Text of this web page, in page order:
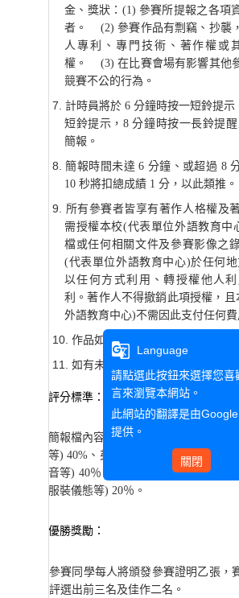
金、獎狀：(1) 參賽所提報之各項
者。 (2) 參賽作品有剽竊、抄襲
人專利、專門技術、著作權或
權。 (3) 在比賽會場有影響其他
競賽不公的行為。
計時員將於 6 分鐘時按一短鈴提示
短鈴提示，8 分鐘時按一長鈴提
簡報。
簡報時間未達 6 分鐘、或超過 8
10 秒將扣總成績 1 分，以此類推。
所有參賽者皆享有著作人格權及
需授權本校(代表單位外語教育中
檔或任何相關文件及參賽影像之
(代表單位外語教育中心)於任何
以任何方式利用、轉授權他人
利。著作人不得撤銷此項授權，且
外語教育中心)不需因此支付任何費
作品如未達水準，得由評審委員
如有未盡事宜，依主辦單位裁決。
評分標準：
簡報檔內容呈現(清楚性、切題度、組
等) 40%、英語表達能力(準確度、流
音等) 40％、台風(目光注視、肢體語
服裝儀態等) 20％。
優勝獎勵：
參賽同學每人將頒發參賽證明乙張，
評選出前三名及佳作二名。
g_translate
Language
請點選此按鈕來選擇您喜
言來瀏覽本網站。
此網站的翻譯是由
提供。
關閉